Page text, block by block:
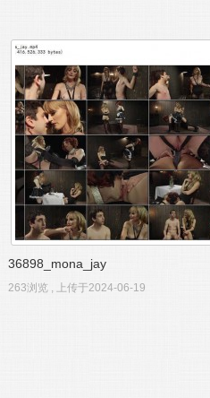
36898_mona_jay
263浏览 , 上传于2024-06-19